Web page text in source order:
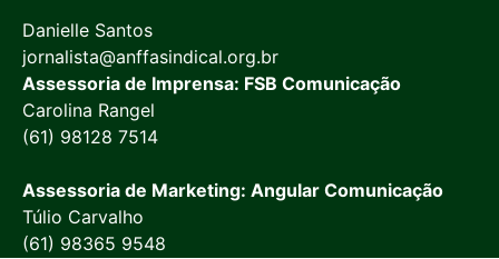
Danielle Santos
jornalista@anffasindical.org.br
Assessoria de Imprensa: FSB Comunicação
Carolina Rangel
(61) 98128 7514
Assessoria de Marketing: Angular Comunicação
Túlio Carvalho
(61) 98365 9548